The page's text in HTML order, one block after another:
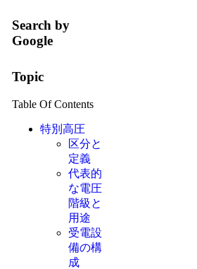
Search by
Google
Topic
Table Of Contents
特別高圧
区分と
定義
代表的
な電圧
階級と
用途
受電設
備の構
成